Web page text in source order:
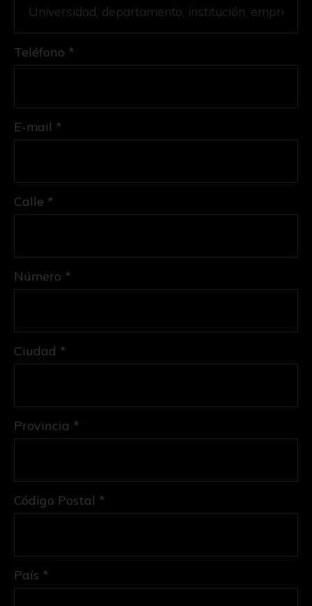
Teléfono *
E-mail *
Calle *
Número *
Ciudad *
Provincia *
Código Postal *
País *